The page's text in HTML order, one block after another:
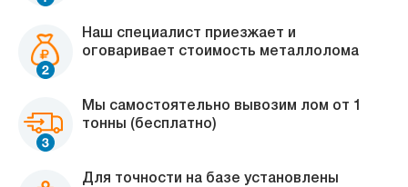
Наш специалист приезжает и
оговаривает стоимость металлолома
Мы самостоятельно вывозим лом от 1
тонны (бесплатно)
Для точности на базе установлены